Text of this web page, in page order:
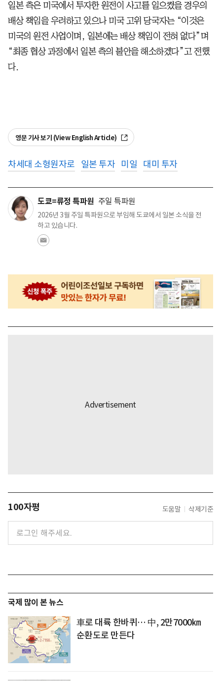
일본 측은 미국에서 투자한 원전이 사고를 일으켰을 경우의
배상 책임을 우려하고 있으나 미국 고위 당국자는 “이것은
미국의 원전 사업이며, 일본에는 배상 책임이 전혀 없다”며
“최종 협상 과정에서 일본 측의 불안을 해소하겠다”고 전했
다.
영문 기사 보기 (View English Article)
차세대 소형원자로 일본 투자 미일 대미 투자
도쿄=류정 특파원 주일 특파원
2026년 3월 주일 특파원으로 부임해 도쿄에서 일본 소식을 전
하고 있습니다.
100자평 도움말 삭제기준
국제 많이 본 뉴스
車로 대륙 한바퀴… 中, 2만7000㎞
순환도로 만든다